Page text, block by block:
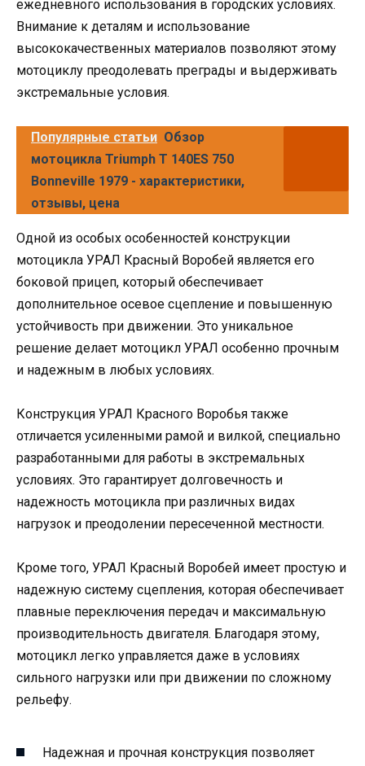
ежедневного использования в городских условиях.
Внимание к деталям и использование
высококачественных материалов позволяют этому
мотоциклу преодолевать преграды и выдерживать
экстремальные условия.
Популярные статьи Обзор
мотоцикла Triumph T 140ES 750
Bonneville 1979 - характеристики,
отзывы, цена
Одной из особых особенностей конструкции
мотоцикла УРАЛ Красный Воробей является его
боковой прицеп, который обеспечивает
дополнительное осевое сцепление и повышенную
устойчивость при движении. Это уникальное
решение делает мотоцикл УРАЛ особенно прочным
и надежным в любых условиях.
Конструкция УРАЛ Красного Воробья также
отличается усиленными рамой и вилкой, специально
разработанными для работы в экстремальных
условиях. Это гарантирует долговечность и
надежность мотоцикла при различных видах
нагрузок и преодолении пересеченной местности.
Кроме того, УРАЛ Красный Воробей имеет простую и
надежную систему сцепления, которая обеспечивает
плавные переключения передач и максимальную
производительность двигателя. Благодаря этому,
мотоцикл легко управляется даже в условиях
сильного нагрузки или при движении по сложному
рельефу.
Надежная и прочная конструкция позволяет